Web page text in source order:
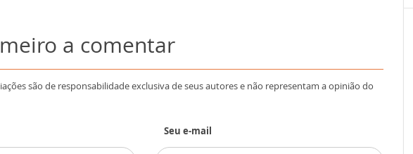
a comentar
são de responsabilidade exclusiva de seus autores e não representam a opinião do
Seu e-mail